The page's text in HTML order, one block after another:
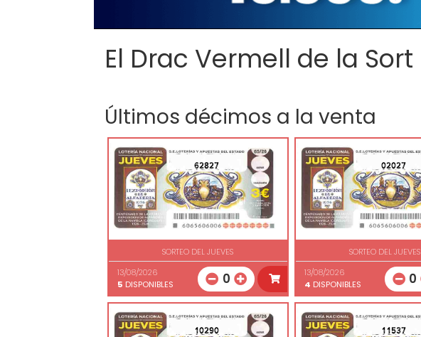
El Drac Vermell de la Sort
Últimos décimos a la venta
62827
SORTEO DEL JUEVES
13/08/2026
5 DISPONIBLES 0
02027
SORTEO DEL JUEVES
13/08/2026
4 DISPONIBLES 0
10290 11537